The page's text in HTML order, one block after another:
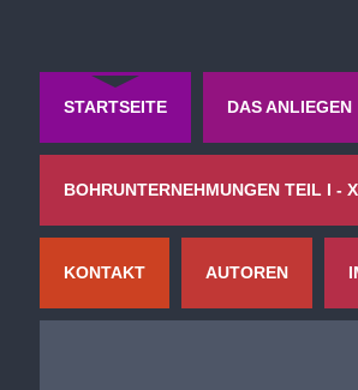
STARTSEITE DAS ANLIEGEN
BOHRUNTERNEHMUNGEN TEIL I - X
KONTAKT AUTOREN